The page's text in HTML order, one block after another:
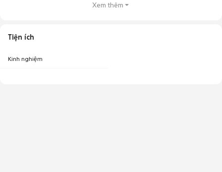
Xem thêm
Tiện ích
Kinh nghiệm